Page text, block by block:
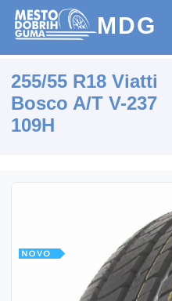
MDG
255/55 R18 Viatti
Bosco A/T V-237
109H